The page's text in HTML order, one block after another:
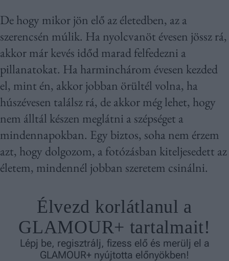
De hogy mikor jön elő az életedben, az a
szerencsén múlik. Ha nyolcvanöt évesen jössz rá,
akkor már kevés időd marad felfedezni a
pillanatokat. Ha harminchárom évesen kezded
el, mint én, akkor jobban örültél volna, ha
húszévesen találsz rá, de akkor még lehet, hogy
nem álltál készen meglátni a szépséget a
mindennapokban. Egy biztos, soha nem érzem
azt, hogy dolgozom, a fotózásban kiteljesedett az
életem, mindennél jobban szeretem csinálni.